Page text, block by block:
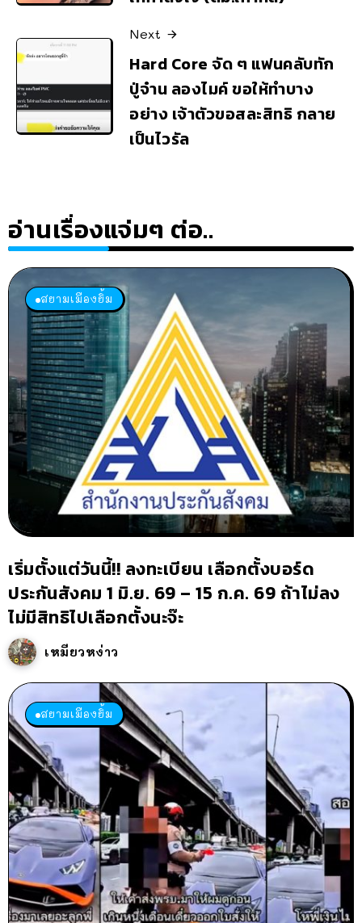
Next
Hard Core จัด ๆ แฟนคลับทัก
ปู่จ๋าน ลองไมค์ ขอให้ทำบาง
อย่าง เจ้าตัวขอสละสิทธิ กลาย
เป็นไวรัล
อ่านเรื่องแจ่มๆ ต่อ..
สยามเมืองยิ้ม
เริ่มตั้งแต่วันนี้!! ลงทะเบียน เลือกตั้งบอร์ด
ประกันสังคม 1 มิ.ย. 69 – 15 ก.ค. 69 ถ้าไม่ลง
ไม่มีสิทธิไปเลือกตั้งนะจ๊ะ
เหมียวหง่าว
สยามเมืองยิ้ม